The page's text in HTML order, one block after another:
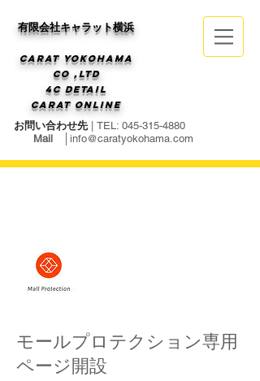
有限会社キャラット横浜
Carat Yokohama
Co ,ltd
4C Detail
Carat online
お問い合わせ先 | TEL: 045-315-4880
Mail
info@caratyokohama.com
モールプロテクション専用
ページ開設